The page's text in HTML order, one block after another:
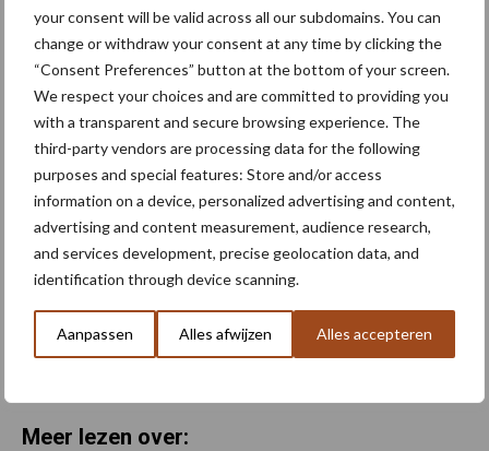
your consent will be valid across all our subdomains. You can
change or withdraw your consent at any time by clicking the
“Consent Preferences” button at the bottom of your screen.
We respect your choices and are committed to providing you
with a transparent and secure browsing experience. The
third-party vendors are processing data for the following
purposes and special features: Store and/or access
information on a device, personalized advertising and content,
advertising and content measurement, audience research,
and services development, precise geolocation data, and
identification through device scanning.
Aanpassen Alles afwijzen Alles accepteren
meer energie, meer groei en
meer knollen
Zijn bladmeststoffen een
goed alternatief voor dure
kunstmest?
Van onze partner Yara
Hoge prijzen en droogte:
hoe kan zwavel helpen bij
de bemesting?
Meer lezen over: